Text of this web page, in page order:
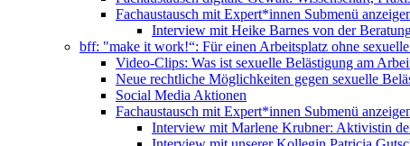
Fachaustausch mit Expert*innen Submenü
Interview mit Heike Barnes von der
bff: "make it work!“: Für einen Arbeitsplatz ohne
Video-Clips: Was ist sexuelle Belästigung am
Neue rechtliche Möglichkeiten gegen sexuelle
Social Media Aktionen
Fachaustausch mit Expert*innen Submenü
Interview mit Marlene Krubner: Aktivistin